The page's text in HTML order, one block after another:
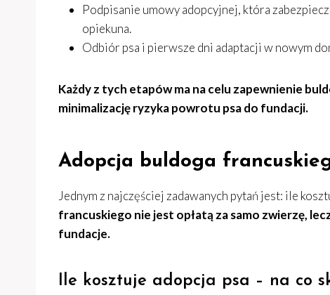
Podpisanie umowy adopcyjnej, która
opiekuna.
Odbiór psa i pierwsze dni adaptacji w nowym
Każdy z tych etapów ma na celu zapewnienie
minimalizację ryzyka powrotu psa do fundacji.
Adopcja buldoga
Jednym z najczęściej zadawanych pytań jest: ile
francuskiego nie jest opłatą za samo zwierzę,
fundacje.
Ile kosztuje adopcja psa – na co